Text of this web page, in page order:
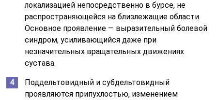
локализацией непосредственно в бурсе, не
распространяющейся на близлежащие области.
Основное проявление — выразительный болевой
синдром, усиливающийся даже при
незначительных вращательных движениях
сустава.
Поддельтовидный и субдельтовидный
проявляются припухлостью, изменением